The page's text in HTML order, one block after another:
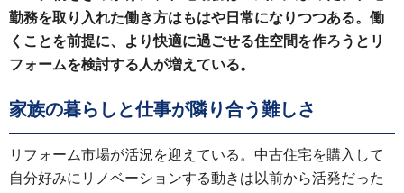
勤務を取り入れた働き方はもはや日常になりつつある。働
くことを前提に、より快適に過ごせる住空間を作ろうとリ
フォームを検討する人が増えている。
家族の暮らしと仕事が隣り合う難しさ
リフォーム市場が活況を迎えている。中古住宅を購入して
自分好みにリノベーションする動きは以前から活発だった